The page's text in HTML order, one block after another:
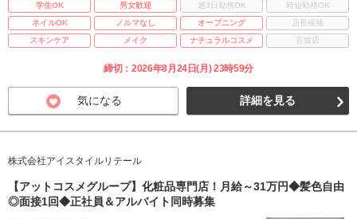
学生OK
男女歓迎 週3日勤務OK
時短勤務OK
ネイルOK
ノルマなし オープニング
店長候補
スキンケア
メイク ナチュラルコスメ 百貨店
締切：2026年8月24日(月) 23時59分
気になる 詳細を見る
株式会社アイスタイルリテール
【アットコスメグループ】化粧品専門店！月給～31万円◆髪色自由
◎面接1回◆正社員＆アルバイト同時募集